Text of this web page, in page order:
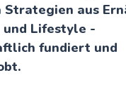
aus
und Lifestyle -
fundiert und